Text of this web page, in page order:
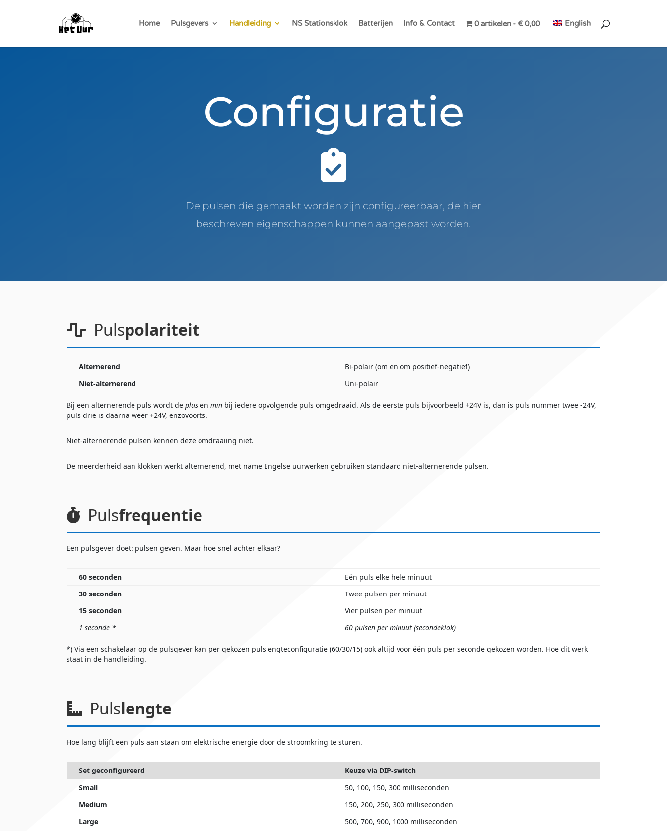
Home Pulsgevers Handleiding NS Stationsklok Batterijen Info & Contact 0 artikelen € 0,00 English
Configuratie
De pulsen die gemaakt worden zijn configureerbaar, de hier
beschreven eigenschappen kunnen aangepast worden.
Pulspolariteit
Alternerend
Bi-polair (om en om positief-negatief)
Niet-alternerend
Uni-polair
Bij een alternerende puls wordt deplus enmin bij iedere opvolgende puls omgedraaid. Als de eerste puls bijvoorbeeld +24V is, dan is puls nummer twee -24V,
puls drie is daarna weer +24V, enzovoorts.
Niet-alternerende pulsen kennen deze omdraaiing niet.
De meerderheid aan klokken werkt alternerend, met name Engelse uurwerken gebruiken standaard niet-alternerende pulsen.
Pulsfrequentie
Een pulsgever doet: pulsen geven. Maar hoe snel achter elkaar?
60 seconden
Eén puls elke hele minuut
30 seconden
Twee pulsen per minuut
15 seconden
Vier pulsen per minuut
1 seconde *
60 pulsen per minuut (secondeklok)
*) Via een schakelaar op de pulsgever kan per gekozen pulslengteconfiguratie (60/30/15) ook altijd voor één puls per seconde gekozen worden. Hoe dit werk
staat in de handleiding.
Pulslengte
Hoe lang blijft een puls aan staan om elektrische energie door de stroomkring te sturen.
Set geconfigureerd
Keuze via DIP-switch
Small
50, 100, 150, 300 milliseconden
Medium
150, 200, 250, 300 milliseconden
Large
500, 700, 900, 1000 milliseconden